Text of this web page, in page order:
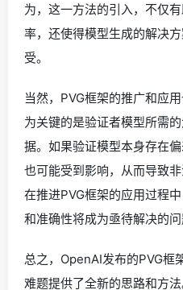
为，这一方法的引入，不仅
率，还使得模型生成的解决
受。
当然，PVG框架的推广和应
为关键的是验证者模型所需
据。如果验证模型本身存在
也可能受到影响，从而导致
在推进PVG框架的应用过程
和准确性将成为亟待解决的问
总之，OpenAI发布的PVG框
难题提供了全新的思路和方